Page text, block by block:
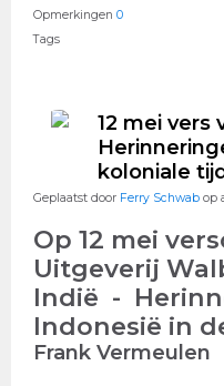
Opmerkingen 0
Tags
12 mei vers
koloniale tijd
Geplaatst door Ferry Schwab op
Op 12 mei
Uitgeverij
Indië -
Indonesië in
Frank Vermeulen